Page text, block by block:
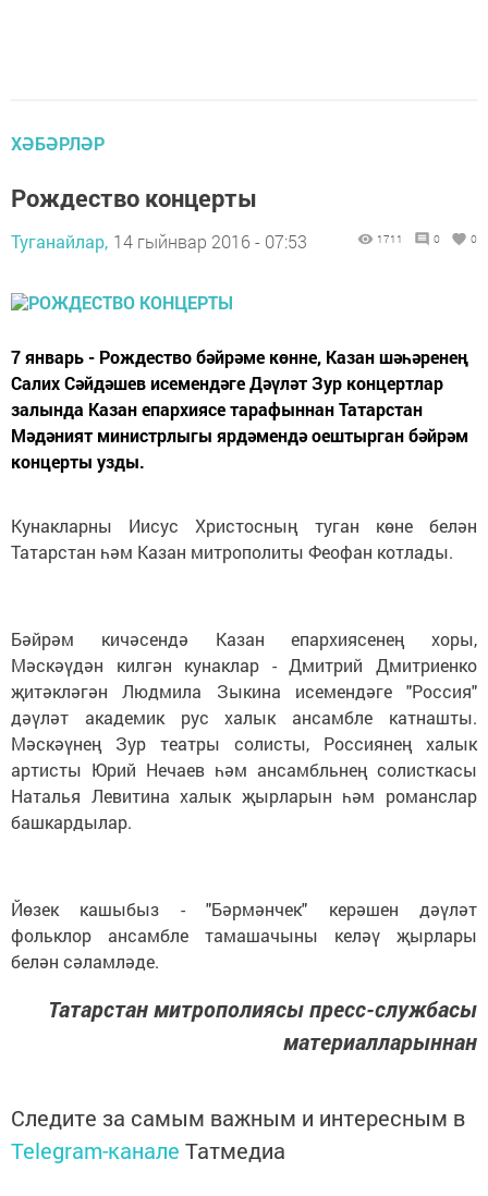
ХӘБӘРЛӘР
Рождество концерты
Туганайлар, 14 гыйнвар 2016 - 07:53 1711 0 0
7 январь - Рождество бәйрәме көнне, Казан шәһәренең
Салих Сәйдәшев исемендәге Дәүләт Зур концертлар
залында Казан епархиясе тарафыннан Татарстан
Мәдәният министрлыгы ярдәмендә оештырган бәйрәм
концерты узды.
Кунакларны Иисус Христосның туган көне белән
Татарстан һәм Казан митрополиты Феофан котлады.
Бәйрәм кичәсендә Казан епархиясенең хоры,
Мәскәүдән килгән кунаклар - Дмитрий Дмитриенко
җитәкләгән Людмила Зыкина исемендәге "Россия"
дәүләт академик рус халык ансамбле катнашты.
Мәскәүнең Зур театры солисты, Россиянең халык
артисты Юрий Нечаев һәм ансамбльнең солисткасы
Наталья Левитина халык җырларын һәм романслар
башкардылар.
Йөзек кашыбыз - "Бәрмәнчек" керәшен дәүләт
фольклор ансамбле тамашачыны келәү җырлары
белән сәламләде.
Татарстан митрополиясы пресс-службасы
материалларыннан
Следите за самым важным и интересным в
Telegram-канале Татмедиа